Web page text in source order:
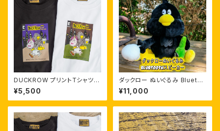
DUCKROW プリントTシャツ 「
N O M I T O M O(飲み友) 」
¥5,500
ダックロー ぬいぐるみ Bluetoo
th スピーカー
¥11,000